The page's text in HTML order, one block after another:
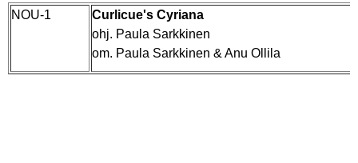
NOU-1
Curlicue's Cyriana
ohj. Paula Sarkkinen
om. Paula Sarkkinen & Anu Ollila